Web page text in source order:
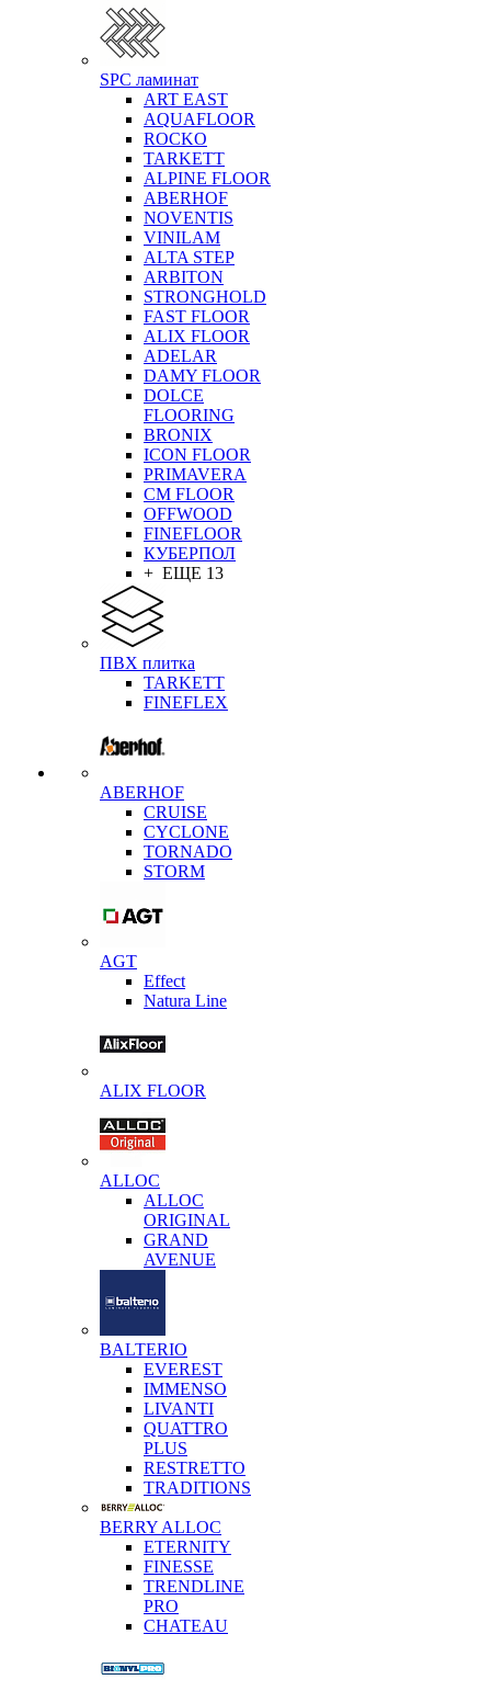
SPC ламинат
ART EAST
AQUAFLOOR
ROCKO
TARKETT
ALPINE FLOOR
ABERHOF
NOVENTIS
VINILAM
ALTA STEP
ARBITON
STRONGHOLD
FAST FLOOR
ALIX FLOOR
ADELAR
DAMY FLOOR
DOLCE
FLOORING
BRONIX
ICON FLOOR
PRIMAVERA
CM FLOOR
OFFWOOD
FINEFLOOR
КУБЕРПОЛ
+ ЕЩЕ 13
ПВХ плитка
TARKETT
FINEFLEX
ABERHOF
CRUISE
CYCLONE
TORNADO
STORM
AGT
Effect
Natura Line
ALIX FLOOR
ALLOC
ALLOC
ORIGINAL
GRAND
AVENUE
BALTERIO
EVEREST
IMMENSO
LIVANTI
QUATTRO
PLUS
RESTRETTO
TRADITIONS
BERRY ALLOC
ETERNITY
FINESSE
TRENDLINE
PRO
CHATEAU